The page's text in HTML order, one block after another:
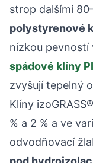
strop dalšími
polystyrenové
nízkou pevností
spádové klíny
zvyšují tepelný
Klíny
% a 2 % a ve
odvodňovací